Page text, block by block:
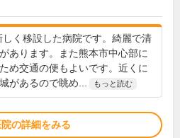
しく移設した病院です。綺麗で清
あります。また熊本市中心部に
め交通の便もよいです。近くに
があるので眺め...
もっと読む
の詳細をみる